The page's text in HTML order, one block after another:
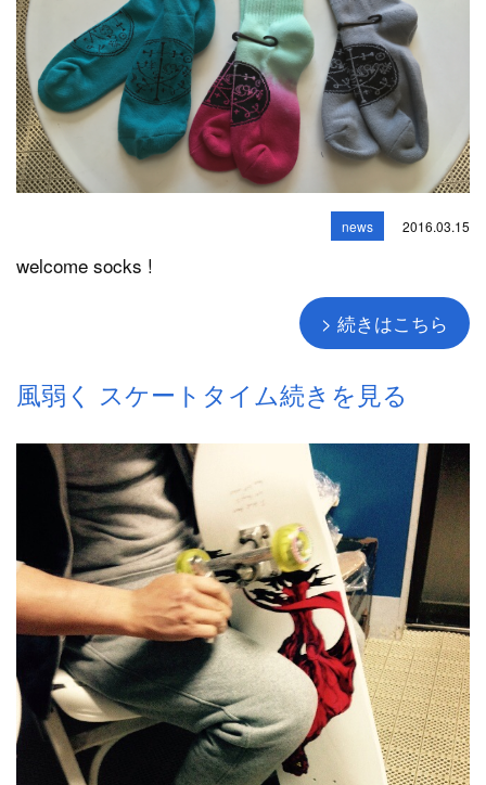
news 2016.03.15
welcome socks !
> 続きはこちら
風弱く スケートタイム続きを見る